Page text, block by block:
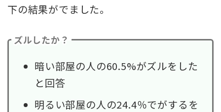
下の結果がでました。
ズルしたか？
暗い部屋の人の60.5%がズルをした
と回答
明るい部屋の人の24.4％でがするを